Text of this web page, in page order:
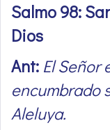
Salmo 98:
Dios
Ant: El Señor
encumbrado
Aleluya.